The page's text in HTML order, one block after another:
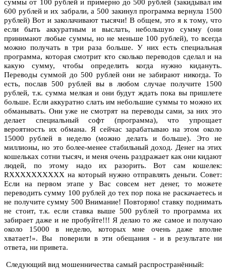
суммы от 100 рублей и примерно до 500 рублей (закидывал им
600 рублей и их забрали, а 500 закинул программа вернула 1500
рублей) Вот и заколачивают тысячи! В общем, это я к тому, что
если быть аккуратным и выслать, небольшую сумму (они
принимают любые суммы, но не меньше 100 рублей), то всегда
можно получать в три раза больше. У них есть специальная
программа, которая смотрит кто сколько переводов сделал и на
какую сумму, чтобы определить когда нужно кидануть.
Переводы суммой до 500 рублей они не забирают никогда. То
есть, послав 500 рублей вы в любом случае получите 1500
рублей, т.к. сумма мелкая и они будут ждать пока вы пришлете
больше. Если аккуратно слать им небольшие суммы то можно их
обманывать. Они уже не смотрят на переводы сами, за них это
делает специальный софт (программа), что упрощает
вероятность их обмана. Я сейчас зарабатываю на этом около
15000 рублей в неделю (можно делать и больше). Это не
миллионы, но это более-менее стабильный доход. Денег на этих
кошельках сотни тысяч, и меня очень раздражает как они кидают
людей, по этому надо их разорить. Вот сам кошелек:
RXXXXXXXXXX на который нужно отправлять деньги. Совет:
Если на первом этапе у Вас совсем нет денег, то можете
переводить сумму 100 рублей до тех пор пока не раскачаетесь и
не получите сумму 500 Внимание! Повторяю! ставку поднимать
не стоит, т.к. если ставка выше 500 рублей то программа их
забирает даже и не пробуйте!!! Я делаю то же самое и получаю
около 15000 в неделю, которых мне очень даже вполне
хватает!». Вы поверили в эти обещания - и в результате ни
ответа, ни привета.
Следующий вид мошенничества самый распространённый: